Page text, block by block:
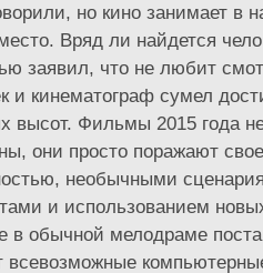
но кино занимает в
Вряд ли найдется
заявил, что не любит
и кинематограф сумел
высот. Фильмы 2015 года
они просто поражают
необычными
и использованием
в обычной мелодраме
всевозможные